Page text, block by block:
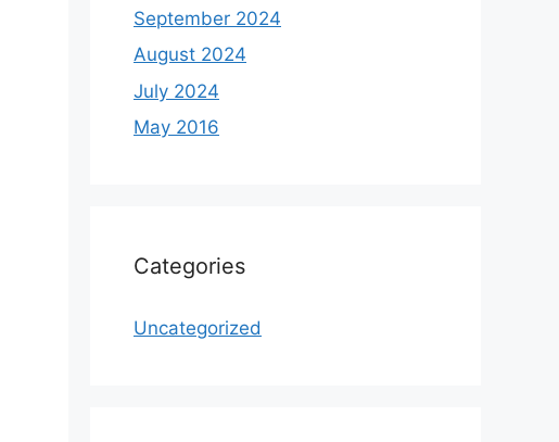
September 2024
August 2024
July 2024
May 2016
Categories
Uncategorized